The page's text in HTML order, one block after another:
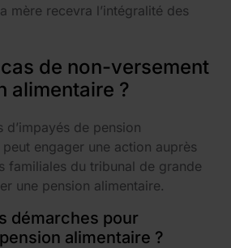
mère recevra l’intégralité des
de non-versement
alimentaire ?
d’impayés de pension
engager une action auprès
familiales du tribunal de grande
une pension alimentaire.
démarches pour
alimentaire ?